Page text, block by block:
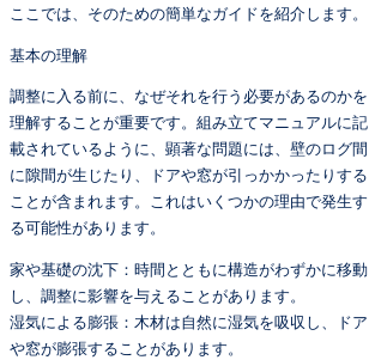
ここでは、そのための簡単なガイドを紹介します。
基本の理解
調整に入る前に、なぜそれを行う必要があるのかを
理解することが重要です。組み立てマニュアルに記
載されているように、顕著な問題には、壁のログ間
に隙間が生じたり、ドアや窓が引っかかったりする
ことが含まれます。これはいくつかの理由で発生す
る可能性があります。
家や基礎の沈下：時間とともに構造がわずかに移動
し、調整に影響を与えることがあります。
湿気による膨張：木材は自然に湿気を吸収し、ドア
や窓が膨張することがあります。